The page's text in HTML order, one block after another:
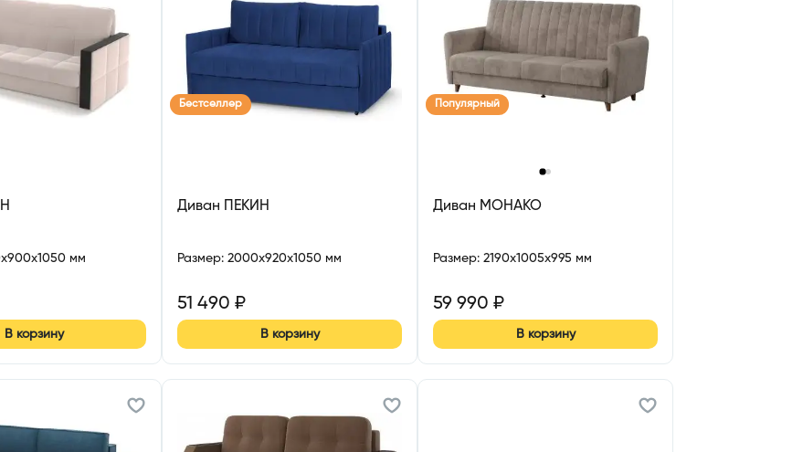
мм
В корзину
Бестселлер
Диван ПЕКИН
Размер: 2000x920x1050 мм
51 490 ₽
В корзину
Популярный
Диван МОНАКО
Размер: 2190x1005x995 мм
59 990 ₽
В корзину